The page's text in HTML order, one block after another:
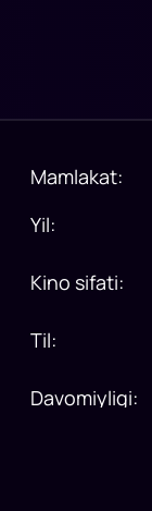
Mamlakat:
Yil:
Kino sifati:
Til:
Davomiyligi: